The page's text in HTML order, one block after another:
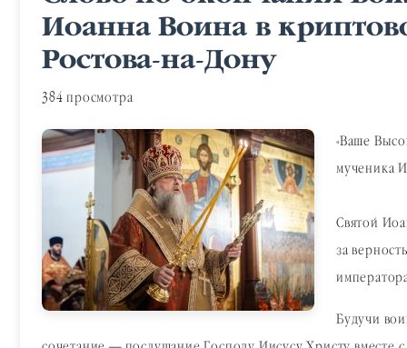
Иоанна Воина в
Ростова-на-Дону
384 просмотра
«Ваше
мученика
Святой
за
Будучи